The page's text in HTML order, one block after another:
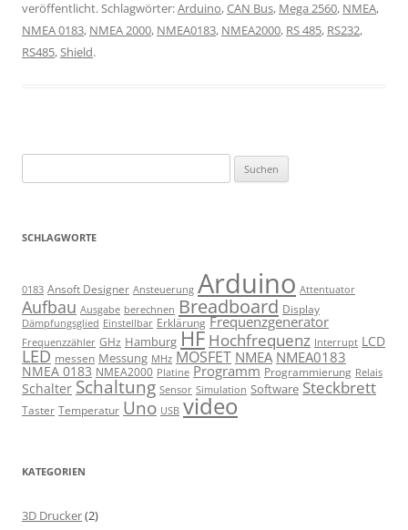
veröffentlicht. Schlagwörter:Arduino,CAN Bus, Mega 2560, NMEA,
NMEA 0183, NMEA 2000, NMEA0183, NMEA2000, RS 485, RS232,
RS485,Shield.
nach:
SCHLAGWORTE
0183 Ansoft Designer Ansteuerung Arduino Attentuator
Aufbau Ausgabe berechnen Breadboard Display
Dämpfungsglied Einstellbar Erklärung Frequenzgenerator
Frequenzzähler GHz Hamburg HF Hochfrequenz Interrupt LCD
LED messen Messung MHz MOSFET NMEA NMEA0183
NMEA 0183 NMEA2000 Platine Programm Programmierung Relais
Schalter Schaltung Sensor Simulation Software Steckbrett
Taster Temperatur Uno USB video
KATEGORIEN
3D Drucker(2)